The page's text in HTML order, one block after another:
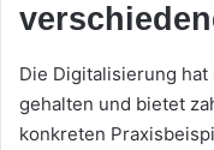
Die Digitalisierung
gehalten und bietet
konkreten